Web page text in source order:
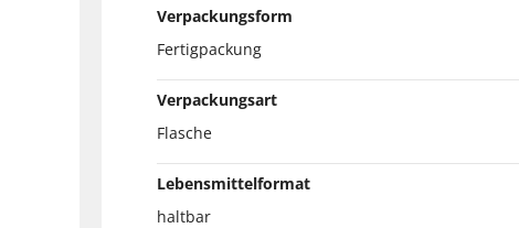
Verpackungsform
Fertigpackung
Verpackungsart
Flasche
Lebensmittelformat
haltbar